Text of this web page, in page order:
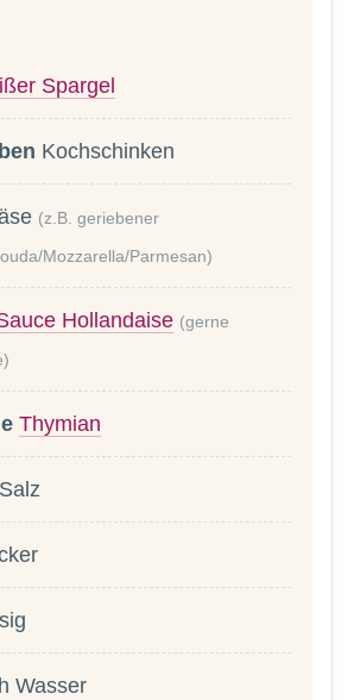
Spargel
Kochschinken
(z.B. geriebener
Mozzarella/Parmesan)
Hollandaise (gerne
Thymian
Salz
Wasser